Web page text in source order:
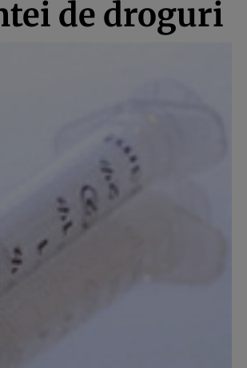
de droguri